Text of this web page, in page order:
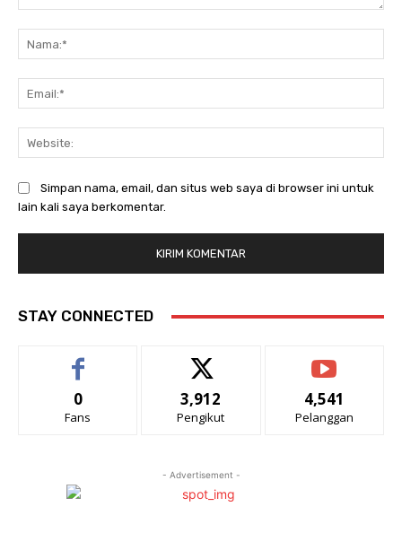
Simpan nama, email, dan situs web saya di browser ini untuk
lain kali saya berkomentar.
STAY CONNECTED
0
Fans
3,912
Pengikut
4,541
Pelanggan
- Advertisement -